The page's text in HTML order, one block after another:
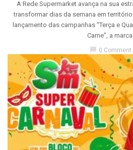
A Rede Supermarket avança na sua
transformar dias da semana em
lançamento das campanhas “Terça e
Carne”, a marca
0 Comment